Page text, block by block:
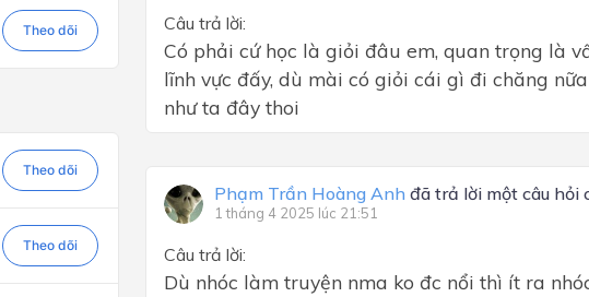
Theo dõi
Theo dõi
Theo dõi
Câu trả lời:
Có phải cứ học là giỏi đâu em, quan trọng là
lĩnh vực đấy, dù mài có giỏi cái gì đi chăng
như ta đây thoi
Phạm Trần Hoàng Anh đã trả lời một câu hỏi
1 tháng 4 2025 lúc 21:51
Câu trả lời:
Dù nhóc làm truyện nma ko đc nổi thì ít ra